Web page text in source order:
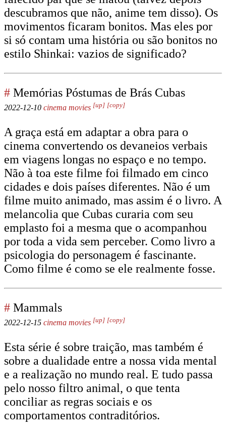
descubramos que não, anime tem disso). Os
movimentos ficaram bonitos. Mas eles por
si só contam uma história ou são bonitos no
estilo Shinkai: vazios de significado?
# Memórias Póstumas de Brás Cubas
2022-12-10 cinema movies [up] [copy]
A graça está em adaptar a obra para o
cinema convertendo os devaneios verbais
em viagens longas no espaço e no tempo.
Não à toa este filme foi filmado em cinco
cidades e dois países diferentes. Não é um
filme muito animado, mas assim é o livro. A
melancolia que Cubas curaria com seu
emplasto foi a mesma que o acompanhou
por toda a vida sem perceber. Como livro a
psicologia do personagem é fascinante.
Como filme é como se ele realmente fosse.
# Mammals
2022-12-15 cinema movies [up] [copy]
Esta série é sobre traição, mas também é
sobre a dualidade entre a nossa vida mental
e a realização no mundo real. E tudo passa
pelo nosso filtro animal, o que tenta
conciliar as regras sociais e os
comportamentos contraditórios.